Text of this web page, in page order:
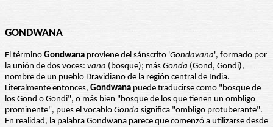
GONDWANA
El término Gondwana proviene del sánscrito 'Gondavana', formado por
la unión de dos voces: vana (bosque); más Gonda (Gond, Gondi),
nombre de un pueblo Dravidiano de la región central de India.
Literalmente entonces, Gondwana puede traducirse como "bosque de
los Gond o Gondi", o más bien "bosque de los que tienen un ombligo
prominente", pues el vocablo Gonda significa "ombligo protuberante".
En realidad, la palabra Gondwana parece que comenzó a utilizarse desde